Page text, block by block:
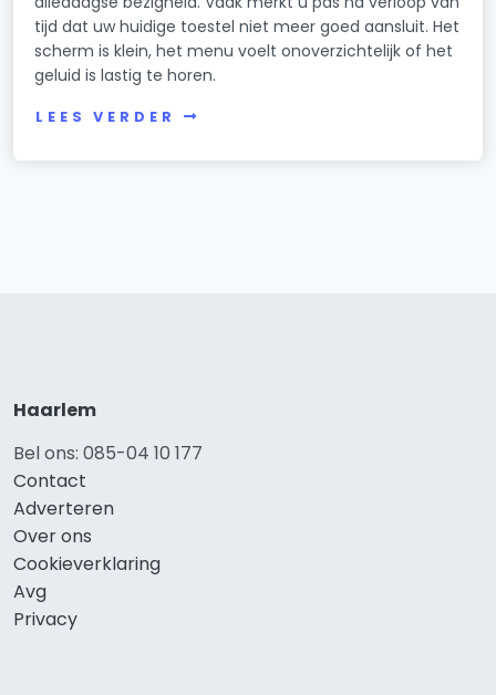
tijd dat uw huidige toestel niet meer goed aansluit. Het
scherm is klein, het menu voelt onoverzichtelijk of het
geluid is lastig te horen.
LEES VERDER
Haarlem
Bel ons: 085-04 10 177
Contact
Adverteren
Over ons
Cookieverklaring
Avg
Privacy